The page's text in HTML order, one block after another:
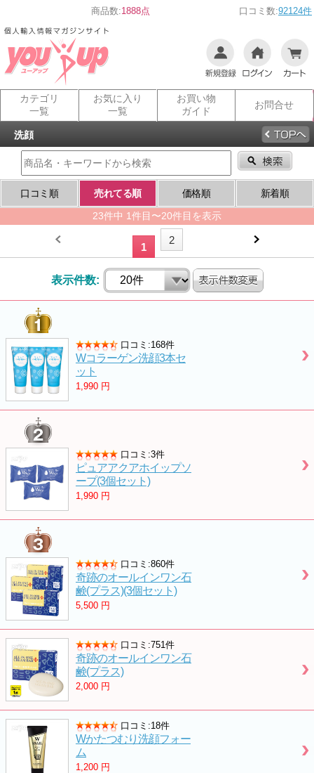
商品数:1888点 口コミ数:92124件
カテゴリ
一覧
お気に入り
一覧
お買い物
ガイド
お問合せ
洗顔
口コミ順 売れてる順 価格順
新着順
23件中 1件目〜20件目を表示
1
2
表示件数:
口コミ:168件
Wコラーゲン洗顔3本セ
ット
1,990 円
口コミ:3件
ピュアアクアホイップソ
ープ(3個セット)
1,990 円
口コミ:860件
奇跡のオールインワン石
鹸(プラス)(3個セット)
5,500 円
口コミ:751件
奇跡のオールインワン石
鹸(プラス)
2,000 円
口コミ:18件
Wかたつむり洗顔フォー
ム
1,200 円